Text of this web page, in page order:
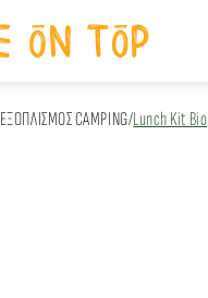
ΕΞΟΠΛΙΣΜΟΣ CAMPING/Lunch Kit Bio